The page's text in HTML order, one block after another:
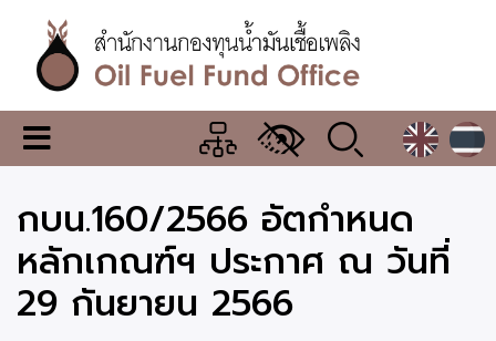
content
สำนักงาน
กองทุน
น้ำมัน
เชื้อ
เพลิง
เมนู
เปลี่ยน
แสดง
ผล
กบน.160/2566 อัตกำหนด
หลักเกณฑ์ฯ ประกาศ ณ วันที่
29 กันยายน 2566